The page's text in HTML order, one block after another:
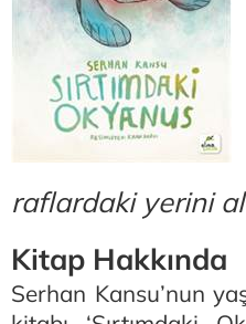
raflardaki yerini
Kitap Hakkında
Serhan Kansu’nun